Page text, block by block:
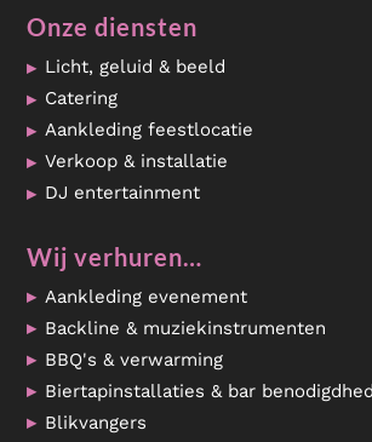
Onze diensten
Licht, geluid & beeld
Catering
Aankleding feestlocatie
Verkoop & installatie
DJ entertainment
Wij verhuren…
Aankleding evenement
Backline & muziekinstrumenten
BBQ's & verwarming
Biertapinstallaties & bar
Blikvangers